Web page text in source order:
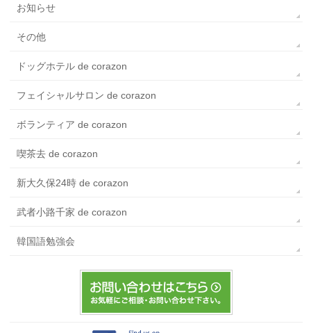
お知らせ
その他
ドッグホテル de corazon
フェイシャルサロン de corazon
ボランティア de corazon
喫茶去 de corazon
新大久保24時 de corazon
武者小路千家 de corazon
韓国語勉強会